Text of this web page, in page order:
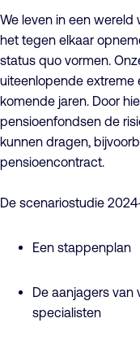
We leven in een
het tegen elkaar
status quo vormen.
uiteenlopende extreme
komende jaren. Door
pensioenfondsen de
kunnen dragen,
pensioencontract.
De scenariostudie
Een stappenplan
De aanjagers van
specialisten